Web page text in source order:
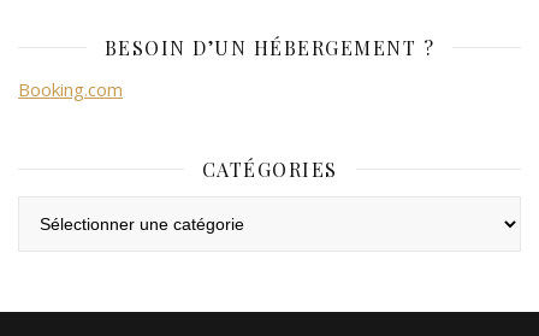
BESOIN D’UN HÉBERGEMENT ?
Booking.com
CATÉGORIES